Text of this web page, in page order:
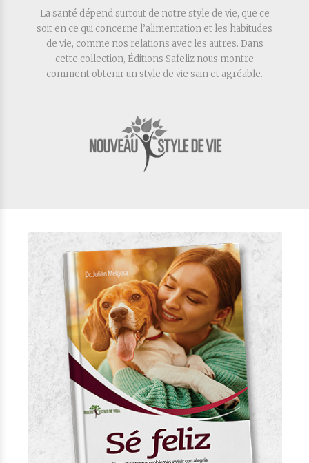
La santé dépend surtout de notre style de vie, que ce
soit en ce qui concerne l’alimentation et les habitudes
de vie, comme nos relations avec les autres. Dans
cette collection, Éditions Safeliz nous montre
comment obtenir un style de vie sain et agréable.